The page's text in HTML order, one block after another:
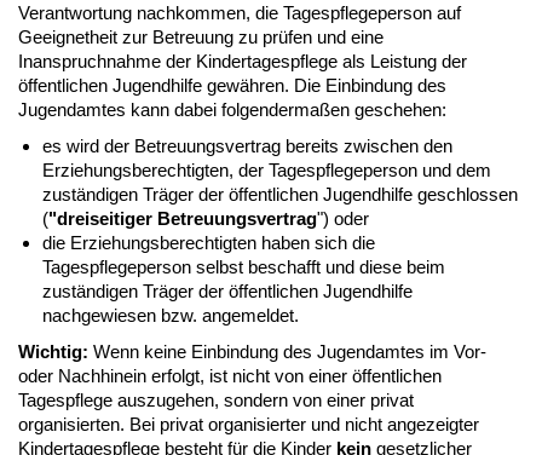
Verantwortung nachkommen, die Tagespflegeperson auf
Geeignetheit zur Betreuung zu prüfen und eine
Inanspruchnahme der Kindertagespflege als Leistung der
öffentlichen Jugendhilfe gewähren. Die Einbindung des
Jugendamtes kann dabei folgendermaßen geschehen:
es wird der Betreuungsvertrag bereits zwischen den
Erziehungsberechtigten, der Tagespflegeperson und dem
zuständigen Träger der öffentlichen Jugendhilfe geschlossen
("dreiseitiger Betreuungsvertrag") oder
die Erziehungsberechtigten haben sich die
Tagespflegeperson selbst beschafft und diese beim
zuständigen Träger der öffentlichen Jugendhilfe
nachgewiesen bzw. angemeldet.
Wichtig: Wenn keine Einbindung des Jugendamtes im Vor-
oder Nachhinein erfolgt, ist nicht von einer öffentlichen
Tagespflege auszugehen, sondern von einer privat
organisierten. Bei privat organisierter und nicht angezeigter
Kindertagespflege besteht für die Kinder kein gesetzlicher